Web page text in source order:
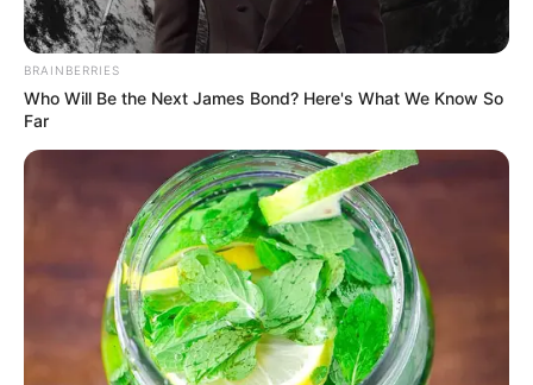
BRAINBERRIES
Who Will Be the Next James Bond? Here's What We Know So
Far